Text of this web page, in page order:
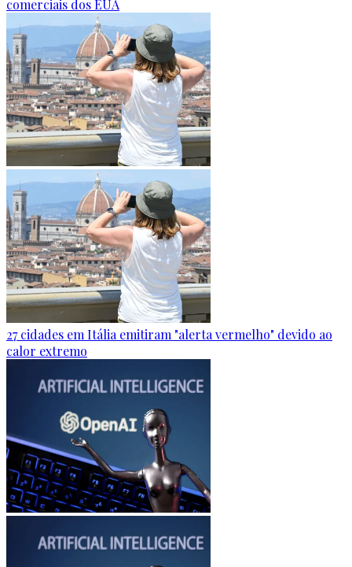
comerciais dos EUA
27 cidades em Itália emitiram "alerta vermelho" devido ao
calor extremo